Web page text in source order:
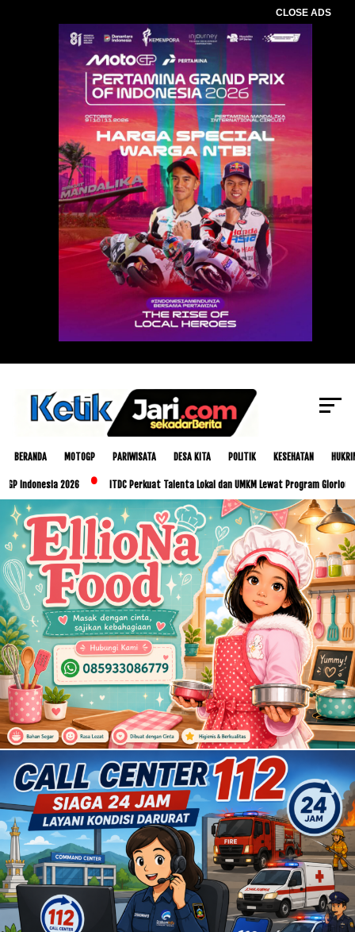
CLOSE ADS
BERANDA MOTOGP PARIWISATA DESA KITA POLITIK KESEHATAN
2026 ITDC Perkuat Talenta Lokal dan UMKM Lewat Program Glorious Golo Mori